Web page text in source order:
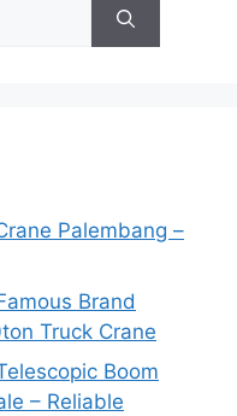
Palembang –
Brand
Truck Crane
Boom
– Reliable